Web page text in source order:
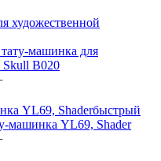
машинка для
Skull B020
быстрый
машинка YL69, Shader